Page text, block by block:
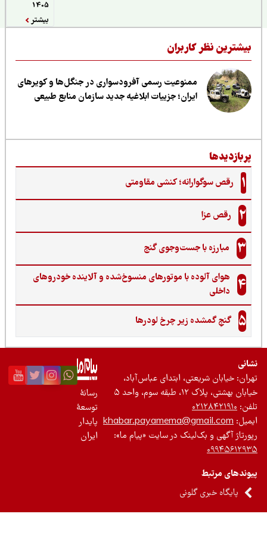
نظر کاربران
ممنوعیت رسمی آفرودسواری در جنگل‌ها و کویرهای
ایران؛ جزییات ابلاغیه جدید سازمان منابع طبیعی
رقص سوگوارانه؛ کنشی مقاومتی
رقص عزا
مبارزه با جست‌وجوی گنج‌
هوای آلوده با موتورهای منسوخ‌شده و آلاینده خودروهای
داخلی
گنجِ گمشده زیر چرخ لودرها
خیابان شریعتی، ابتدای عباس‌آباد،
بهشتی، پلاک ۱۲، طبقه سوم، واحد ۵
۰۲۱۲۸۴۲۱۹۱۰
khabar.payamema@gmail.com
آگهی و بک‌لینک در سایت «پیام ما»:
مرتبط
پایگاه خبری گلونی
رسانۀ
توسعۀ
پایدار
ایران